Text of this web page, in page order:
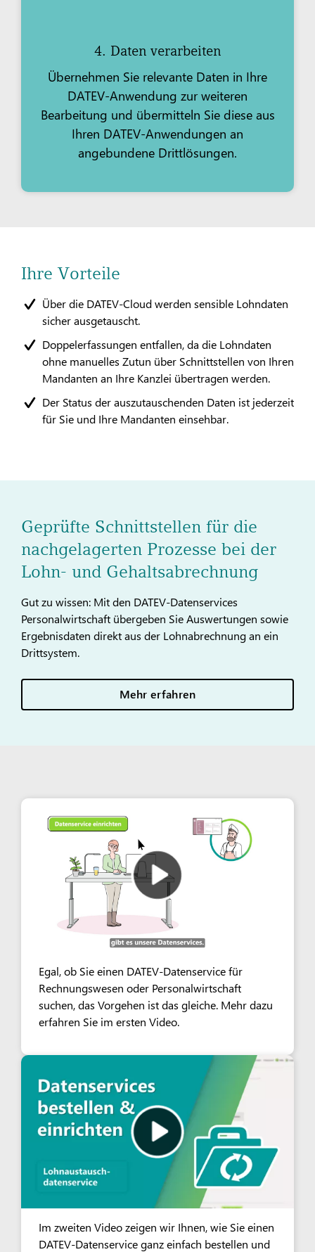
4. Daten verarbeiten
Übernehmen Sie relevante Daten in Ihre
DATEV-Anwendung zur weiteren
Bearbeitung und übermitteln Sie diese aus
Ihren DATEV-Anwendungen an
angebundene Drittlösungen.
Ihre Vorteile
Über die DATEV-Cloud werden sensible Lohndaten
sicher ausgetauscht.
Doppelerfassungen entfallen, da die Lohndaten
ohne manuelles Zutun über Schnittstellen von Ihren
Mandanten an Ihre Kanzlei übertragen werden.
Der Status der auszutauschenden Daten ist jederzeit
für Sie und Ihre Mandanten einsehbar.
Geprüfte Schnittstellen für die
nachgelagerten Prozesse bei der
Lohn- und Gehaltsabrechnung
Gut zu wissen: Mit den DATEV-Datenservices
Personalwirtschaft übergeben Sie Auswertungen sowie
Ergebnisdaten direkt aus der Lohnabrechnung an ein
Drittsystem.
Mehr erfahren
Egal, ob Sie einen DATEV-Datenservice für
Rechnungswesen oder Personalwirtschaft
suchen, das Vorgehen ist das gleiche. Mehr dazu
erfahren Sie im ersten Video.
Im zweiten Video zeigen wir Ihnen, wie Sie einen
DATEV-Datenservice ganz einfach bestellen und